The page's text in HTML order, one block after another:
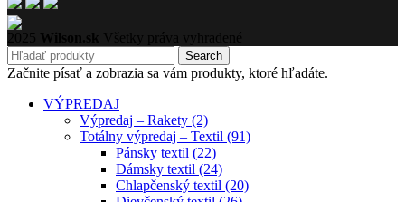
2025 Wilson.sk Všetky práva vyhradené
Search
Začnite písať a zobrazia sa vám produkty, ktoré hľadáte.
VÝPREDAJ
Výpredaj – Rakety (2)
Totálny výpredaj – Textil (91)
Pánsky textil (22)
Dámsky textil (24)
Chlapčenský textil (20)